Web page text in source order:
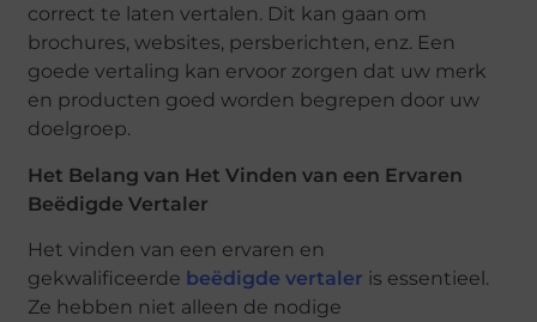
correct te laten vertalen. Dit kan gaan om
brochures, websites, persberichten, enz. Een
goede vertaling kan ervoor zorgen dat uw merk
en producten goed worden begrepen door uw
doelgroep.
Het Belang van Het Vinden van een Ervaren
Beëdigde Vertaler
Het vinden van een ervaren en
gekwalificeerde beëdigde vertaler is essentieel.
Ze hebben niet alleen de nodige